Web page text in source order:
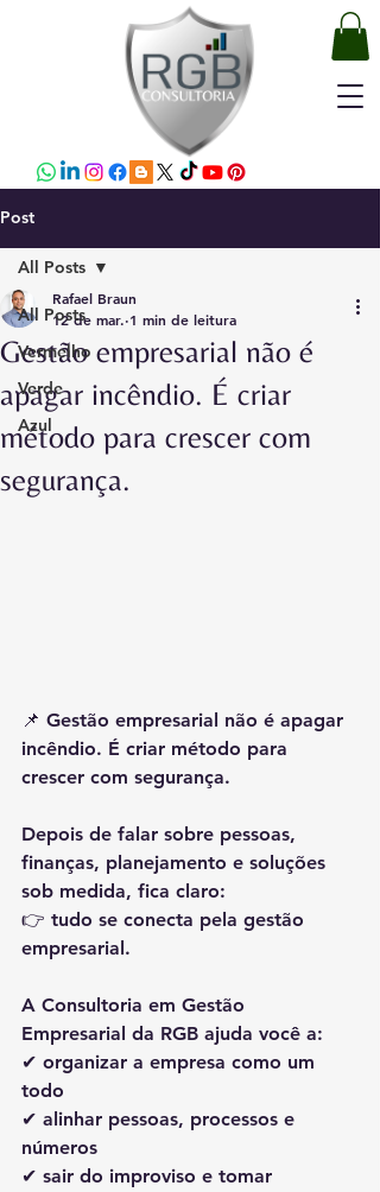
Post
All Posts
Vermelho
Verde
Azul
All Posts
Gestão empresarial não é
apagar incêndio. É criar
método para crescer com
segurança.
Rafael Braun
12 de mar. 1 min de leitura
📌 Gestão empresarial não é apagar
incêndio. É criar método para
crescer com segurança.
Depois de falar sobre pessoas,
finanças, planejamento e soluções
sob medida, fica claro:
👉 tudo se conecta pela gestão
empresarial .
A Consultoria em Gestão
Empresarial da RGB ajuda você a:
✔ organizar a empresa como um
todo
✔ alinhar pessoas, processos e
números
✔ sair do improviso e tomar